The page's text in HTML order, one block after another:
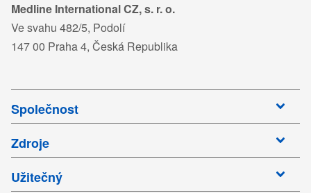
Medline International CZ, s. r. o.
Ve svahu 482/5, Podolí
147 00 Praha 4, Česká Republika
Společnost
Zdroje
Užitečný